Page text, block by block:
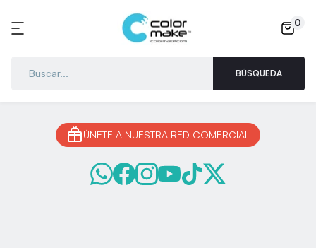
0
BÚSQUEDA
ÚNETE A NUESTRA RED COMERCIAL